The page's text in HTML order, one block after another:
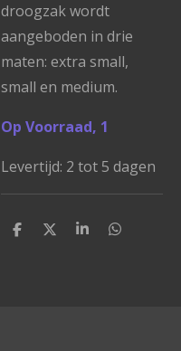
droogzak wordt
aangeboden in drie
maten: extra small,
small en medium.
Op Voorraad, 1
Levertijd: 2 tot 5 dagen
D
D
S
D